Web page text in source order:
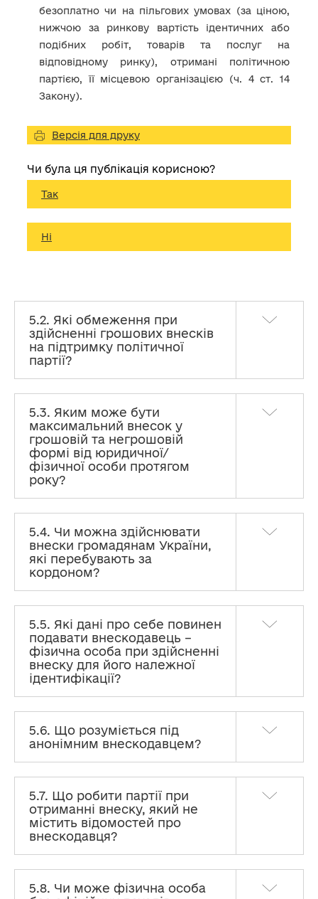
безоплатно чи на пільгових умовах (за ціною,
нижчою за ринкову вартість ідентичних або
подібних робіт, товарів та послуг на
відповідному ринку), отримані політичною
партією, її місцевою організацією (ч. 4 ст. 14
Закону).
Версія для друку
Чи була ця публікація корисною?
Так
Ні
5.2. Які обмеження при
здійсненні грошових внесків
на підтримку політичної
партії?
5.3. Яким може бути
максимальний внесок у
грошовій та негрошовій
формі від юридичної/
фізичної особи протягом
року?
5.4. Чи можна здійснювати
внески громадянам України,
які перебувають за
кордоном?
5.5. Які дані про себе повинен
подавати внескодавець –
фізична особа при здійсненні
внеску для його належної
ідентифікації?
5.6. Що розуміється під
анонімним внескодавцем?
5.7. Що робити партії при
отриманні внеску, який не
містить відомостей про
внескодавця?
5.8. Чи може фізична особа